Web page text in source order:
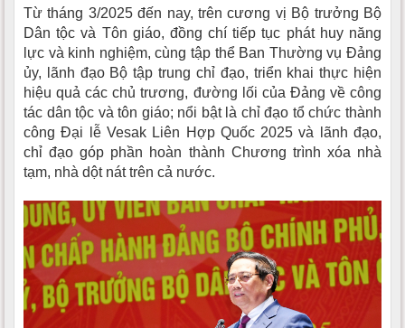
Từ tháng 3/2025 đến nay, trên cương vị Bộ trưởng Bộ
Dân tộc và Tôn giáo, đồng chí tiếp tục phát huy năng
lực và kinh nghiệm, cùng tập thể Ban Thường vụ Đảng
ủy, lãnh đạo Bộ tập trung chỉ đạo, triển khai thực hiện
hiệu quả các chủ trương, đường lối của Đảng về công
tác dân tộc và tôn giáo; nổi bật là chỉ đạo tổ chức thành
công Đại lễ Vesak Liên Hợp Quốc 2025 và lãnh đạo,
chỉ đạo góp phần hoàn thành Chương trình xóa nhà
tạm, nhà dột nát trên cả nước.